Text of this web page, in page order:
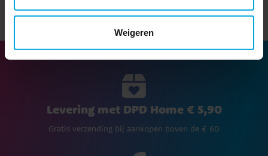
Weigeren
Levering met DPD Home € 5,90
Gratis verzending bij aankopen boven de € 60